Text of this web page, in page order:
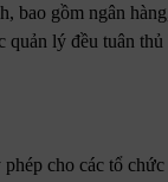
bao gồm ngân
quản lý đều tuân
cho các tổ